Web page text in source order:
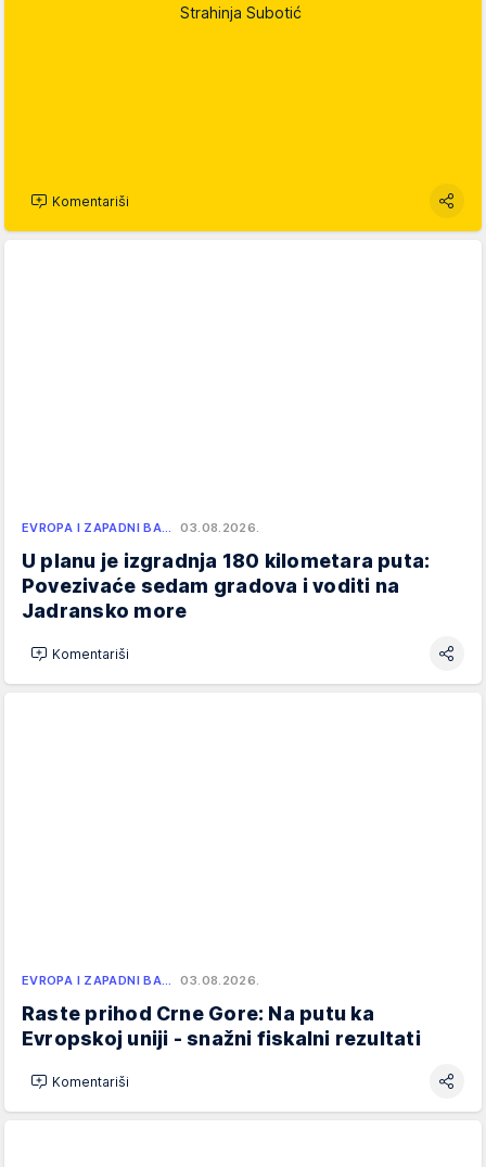
Strahinja Subotić
Komentariši
EVROPA I ZAPADNI BA… 03.08.2026.
U planu je izgradnja 180 kilometara puta:
Povezivaće sedam gradova i voditi na
Jadransko more
Komentariši
EVROPA I ZAPADNI BA… 03.08.2026.
Raste prihod Crne Gore: Na putu ka
Evropskoj uniji - snažni fiskalni rezultati
Komentariši